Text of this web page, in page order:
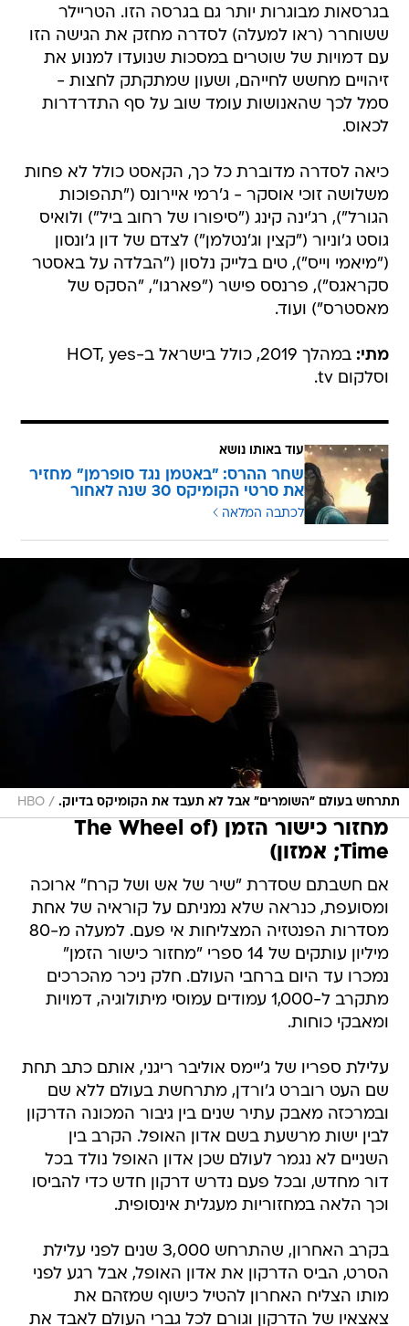
בגרסאות מבוגרות יותר גם בגרסה הזו. הטריילר
ששוחרר (ראו למעלה) לסדרה מחזק את הגישה הזו
עם דמויות של שוטרים במסכות שנועדו למנוע את
זיהויים מחשש לחייהם, ושעון שמתקתק לחצות -
סמל לכך שהאנושות עומד שוב על סף התדרדרות
לכאוס.
כיאה לסדרה מדוברת כל כך, הקאסט כולל לא פחות
משלושה זוכי אוסקר - ג'רמי איירונס ("תהפוכות
הגורל"), רג'ינה קינג ("סיפורו של רחוב ביל") ולואיס
גוסט ג'וניור ("קצין וג'נטלמן") לצדם של דון ג'ונסון
("מיאמי וייס"), טים בלייק נלסון ("הבלדה על באסטר
סקראגס"), פרנסס פישר ("פארגו", "הסקס של
מאסטרס") ועוד.
מתי:
במהלך 2019, כולל בישראל ב-HOT, yes
וסלקום tv.
עוד באותו נושא
שחר ההרס: "באטמן נגד סופרמן" מחזיר
את סרטי הקומיקס 30 שנה לאחור
לכתבה המלאה
תתרחש בעולם "השומרים" אבל לא תעבד את הקומיקס בדיוק. /
HBO
מחזור כישור הזמן (The Wheel of
Time; אמזון)
אם חשבתם שסדרת "שיר של אש ושל קרח" ארוכה
ומסועפת, כנראה שלא נמניתם על קוראיה של אחת
מסדרות הפנטזיה המצליחות אי פעם. למעלה מ-80
מיליון עותקים של 14 ספרי "מחזור כישור הזמן"
נמכרו עד היום ברחבי העולם. חלק ניכר מהכרכים
מתקרב ל-1,000 עמודים עמוסי מיתולוגיה, דמויות
ומאבקי כוחות.
עלילת ספריו של ג'יימס אוליבר ריגני, אותם כתב תחת
שם העט רוברט ג'ורדן, מתרחשת בעולם ללא שם
ובמרכזה מאבק עתיר שנים בין גיבור המכונה הדרקון
לבין ישות מרשעת בשם אדון האופל. הקרב בין
השניים לא נגמר לעולם שכן אדון האופל נולד בכל
דור מחדש, ובכל פעם נדרש דרקון חדש כדי להביסו
וכך הלאה במחזוריות מעגלית אינסופית.
בקרב האחרון, שהתרחש 3,000 שנים לפני עלילת
הסרט, הביס הדרקון את אדון האופל, אבל רגע לפני
מותו הצליח האחרון להטיל כישוף שמזהם את
צאצאיו של הדרקון וגורם לכל גברי העולם לאבד את